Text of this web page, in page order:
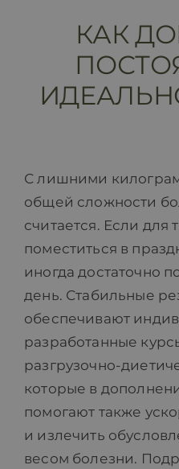
ПРОГРАММЫ И
БРОНИРОВАНИЕ
МАГАЗИН
FAQ
КОНТАКТ
КАК
С лишними
общей сложности
считается. Если для
поместиться в
иногда достаточно
день. Стабильные
обеспечивают
разработанные
разгрузочно-
которые в
помогают также
и излечить
весом болезни.